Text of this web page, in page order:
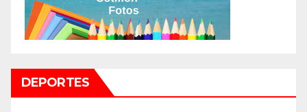
DEPORTES